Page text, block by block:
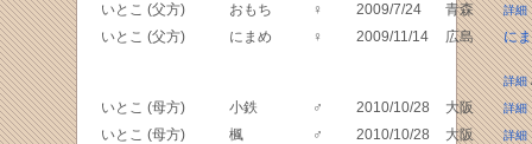
いとこ (父方) おもち ♀ 2009/7/24 青森 詳細
いとこ (父方) にまめ ♀ 2009/11/14 広島 に
詳細
いとこ (母方) 小鉄 ♂ 2010/10/28 大阪 詳細
いとこ (母方) 楓 ♂ 2010/10/28 大阪 詳細